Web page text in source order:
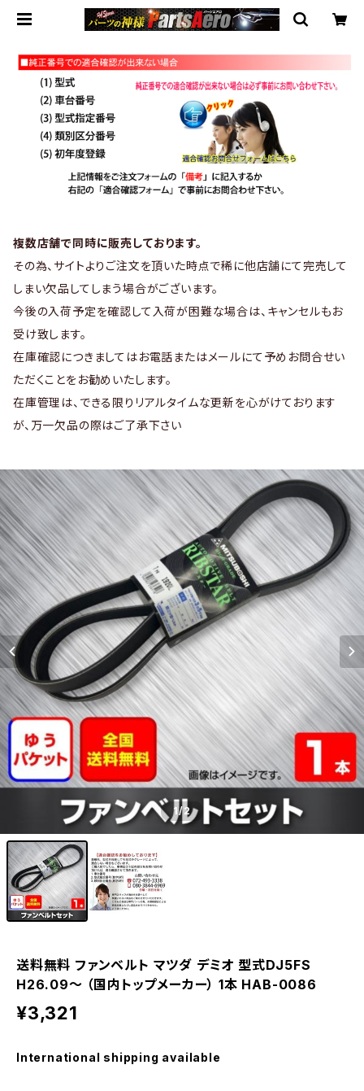
複数店舗で同時に販売しております。
その為、サイトよりご注文を頂いた時点で稀に他店舗にて完売して
しまい欠品してしまう場合がございます。
今後の入荷予定を確認して入荷が困難な場合は、キャンセルもお
受け致します。
在庫確認につきましてはお電話またはメールにて予めお問合せい
ただくことをお勧めいたします。
在庫管理は、できる限りリアルタイムな更新を心がけております
が、万一欠品の際はご了承下さい
1/2
送料無料 ファンベルト マツダ デミオ 型式DJ5FS
H26.09～ （国内トップメーカー） 1本 HAB-0086
¥3,321
International shipping available